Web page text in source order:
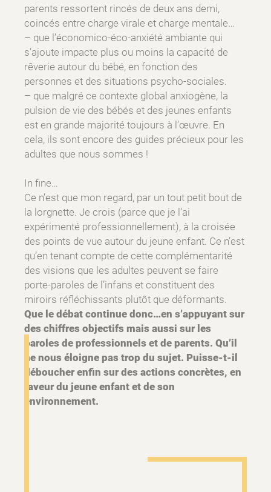
parents ressortent rincés de deux ans demi,
coincés entre charge virale et charge mentale…
– que l’économico-éco-anxiété ambiante qui
s’ajoute impacte plus ou moins la capacité de
rêverie autour du bébé, en fonction des
personnes et des situations psycho-sociales.
– que malgré ce contexte global anxiogène, la
pulsion de vie des bébés et des jeunes enfants
est en grande majorité toujours à l’œuvre. En
cela, ils sont encore des guides précieux pour les
adultes que nous sommes !
In fine…
Ce n’est que mon regard, par un tout petit bout de
la lorgnette. Je crois (parce que je l’ai
expérimenté professionnellement), à la croisée
des points de vue autour du jeune enfant. Ce n’est
qu’en tenant compte de cette complémentarité
des visions que les adultes peuvent se faire
porte-paroles de l’infans et constituent des
miroirs réfléchissants plutôt que déformants.
Que le débat continue donc…en s’appuyant sur
des chiffres objectifs mais aussi sur les
paroles de professionnels et de parents. Qu’il
ne nous éloigne pas trop du sujet. Puisse-t-il
déboucher enfin sur des actions concrètes, en
faveur du jeune enfant et de son
environnement.